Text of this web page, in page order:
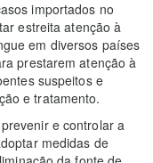
importados no
estreita atenção à
em diversos países
prestarem atenção à
suspeitos e
e tratamento.
e controlar a
medidas de